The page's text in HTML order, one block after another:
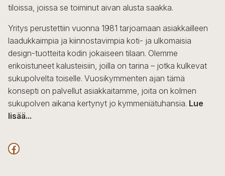
tiloissa, joissa se toiminut aivan alusta saakka.
Yritys perustettiin vuonna 1981 tarjoamaan asiakkailleen
laadukkaimpia ja kiinnostavimpia koti- ja ulkomaisia
design-tuotteita kodin jokaiseen tilaan. Olemme
erikoistuneet kalusteisiin, joilla on tarina – jotka kulkevat
sukupolvelta toiselle. Vuosikymmenten ajan tämä
konsepti on palvellut asiakkaitamme, joita on kolmen
sukupolven aikana kertynyt jo kymmeniätuhansia. Lue
lisää...
F